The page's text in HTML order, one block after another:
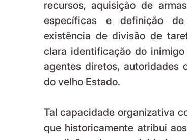
recursos, aquisição de
específicas e definição
existência de divisão de
clara identificação do
agentes diretos, autoridades
do velho Estado.
Tal capacidade organizativa
que historicamente atribui